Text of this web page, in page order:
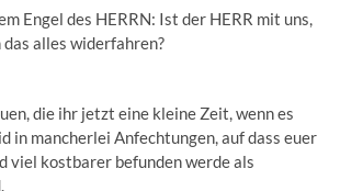
Engel des HERRN: Ist der HERR mit uns,
alles widerfahren?
die ihr jetzt eine kleine Zeit, wenn es
in mancherlei Anfechtungen, auf dass euer
viel kostbarer befunden werde als